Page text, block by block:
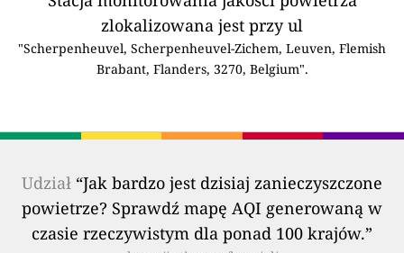
zlokalizowana jest przy ul
"Scherpenheuvel, Scherpenheuvel-Zichem, Leuven, Flemish
Brabant, Flanders, 3270, Belgium".
Udział “Jak bardzo jest dzisiaj zanieczyszczone
powietrze? Sprawdź mapę AQI generowaną w
czasie rzeczywistym dla ponad 100 krajów.”